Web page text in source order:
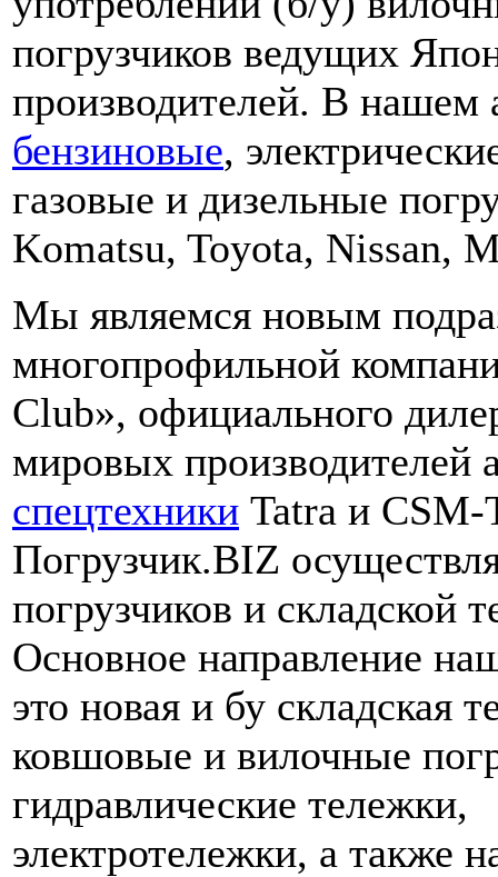
погрузчиков ведущих
производителей. В нашем
бензиновые,
газовые и дизельные
Komatsu, Toyota, Nissan,
Мы являемся новым
многопрофильной
Club», официального
мировых производителей
спецтехники Tatra и
Погрузчик.BIZ
погрузчиков и складской
Основное направление
это новая и бу складская
ковшовые и вилочные
гидравлические тележки,
электротележки, а также